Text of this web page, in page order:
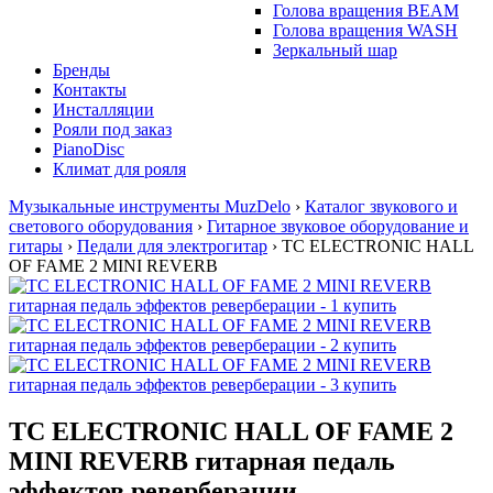
Голова вращения BEAM
Голова вращения WASH
Зеркальный шар
Бренды
Контакты
Инсталляции
Рояли под заказ
PianoDisc
Климат для рояля
Музыкальные инструменты MuzDelo › Каталог звукового и
светового оборудования › Гитарное звуковое оборудование и
гитары › Педали для электрогитар › TC ELECTRONIC HALL
OF FAME 2 MINI REVERB
TC ELECTRONIC HALL OF FAME 2
MINI REVERB гитарная педаль